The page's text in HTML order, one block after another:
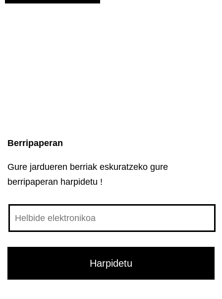
Berripaperan
Gure jardueren berriak eskuratzeko gure
berripaperan harpidetu !